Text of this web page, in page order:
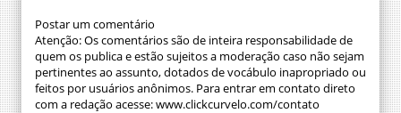
Postar um comentário
Atenção: Os comentários são de inteira responsabilidade de
quem os publica e estão sujeitos a moderação caso não sejam
pertinentes ao assunto, dotados de vocábulo inapropriado ou
feitos por usuários anônimos. Para entrar em contato direto
com a redação acesse: www.clickcurvelo.com/contato